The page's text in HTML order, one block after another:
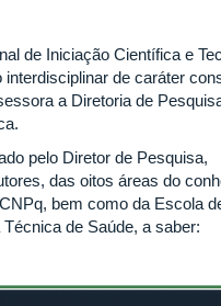
de Iniciação Científica e
interdisciplinar de caráter
a Diretoria de
pelo Diretor de Pesquisa,
das oitos áreas do
bem como da Escola
de Saúde, a saber: